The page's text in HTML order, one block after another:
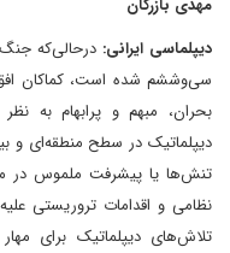
دیپلماسی ایرانی: درحالی‌که جنگ
سی‌وششم شده است، کماکان افق
بحران، مبهم و پرابهام به
دیپلماتیک در سطح منطقه‌ای و
تنش‌ها یا پیشرفت ملموس در
نظامی و اقدامات تروریستی
تلاش‌های دیپلماتیک برای